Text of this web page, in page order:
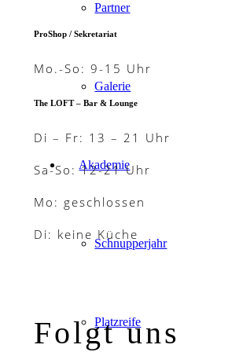
Partner
Galerie
Akademie
Schnupperjahr
Platzreife
ProShop / Sekretariat
Mo.-So: 9-15 Uhr
The LOFT – Bar & Lounge
Di – Fr: 13 – 21 Uhr
Sa-So: 12-21 Uhr
Mo: geschlossen
Di: keine Küche
Folgt uns